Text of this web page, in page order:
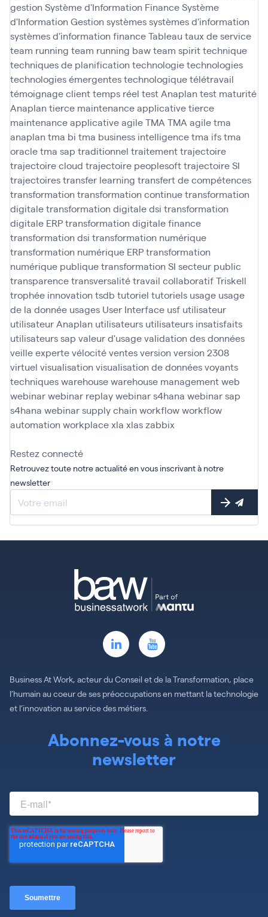
gestion Système d'Information FinanceSystème
d'Information Gestion systèmessystèmes d'information
systèmes d'information financeTableau taux de service
team running team running bawteam spirittechnique
techniques de planification technologietechnologies
technologies émergentestechnologiquetélétravail
témoignage clienttemps réel test Anaplan test maturité
Anaplan tierce maintenance applicativetierce
maintenance applicative agileTMA TMA agiletma
anaplan tma bi tma business intelligencetma ifstma
oracletma sap traditionnel traitementtrajectoire
trajectoire cloud trajectoire peoplesofttrajectoire SI
trajectoirestransfer learning transfert de compétences
transformation transformation continuetransformation
digitaletransformation digitale dsi transformation
digitale ERPtransformation digitale finance
transformation dsi transformation numérique
transformation numérique ERPtransformation
numérique publiquetransformation SI secteur public
transparencetransversalitétravail collaboratifTriskell
trophée innovation tsdb tutoriel tutoriels usage usage
de la donnée usages User Interface usf utilisateur
utilisateur Anaplan utilisateurs utilisateurs insatisfaits
utilisateurs sap valeur d'usagevalidation des données
veille expertevélocitéventesversion version 2308
virtuel visualisation visualisation de donnéesvoyants
techniqueswarehousewarehouse managementweb
webinarwebinar replaywebinar s4hana webinar sap
s4hana webinar supply chain workflowworkflow
automation workplacexla xlaszabbix
Restez connecté
Retrouvez toute notre actualité en vous inscrivant à notre
newsletter
Business At Work, acteur du Conseil et de la Transformation, place
l’humain au coeur de ses préoccupations en mettant la technologie
et l’innovation au service des métiers.
Abonnez-vous à notre
newsletter